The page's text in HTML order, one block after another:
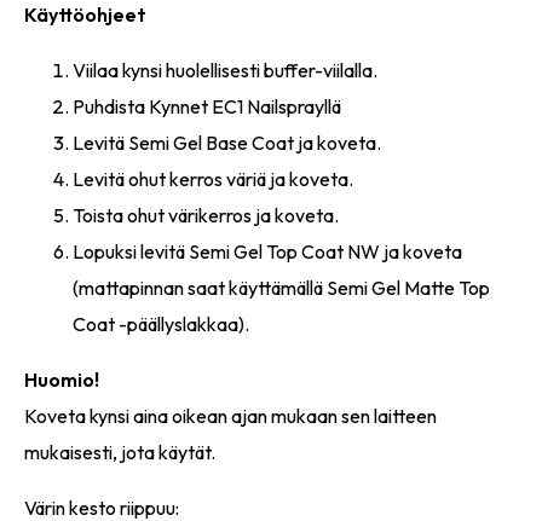
Käyttöohjeet
Viilaa kynsi huolellisesti buffer-viilalla.
Puhdista Kynnet EC1 Nailsprayllä
Levitä Semi Gel Base Coat ja koveta.
Levitä ohut kerros väriä ja koveta.
Toista ohut värikerros ja koveta.
Lopuksi levitä Semi Gel Top Coat NW ja koveta
(mattapinnan saat käyttämällä Semi Gel Matte Top
Coat -päällyslakkaa).
Huomio!
Koveta kynsi aina oikean ajan mukaan sen laitteen
mukaisesti, jota käytät.
Värin kesto riippuu: